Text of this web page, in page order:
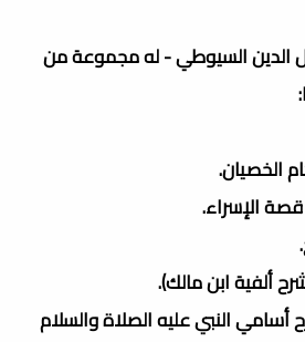
الدين السيوطي - له مجموعة من
الخصيان.
الإسراء.
ألفية ابن مالك).
أسامي النبي عليه الصلاة والسلام